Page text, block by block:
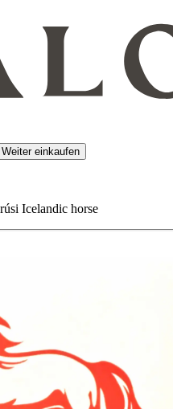
Weiter einkaufen
Icelandic horse